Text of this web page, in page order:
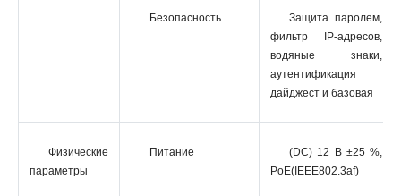
Безопасность
Защита паролем,
фильтр IP-адресов,
водяные знаки,
аутентификация
дайджест и базовая
Физические
параметры
Питание
(DC) 12 В ±25 %,
PoE(IEEE802.3af)